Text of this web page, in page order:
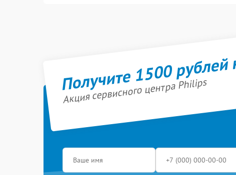
Получите 1500
Акция сервисного центра Philips